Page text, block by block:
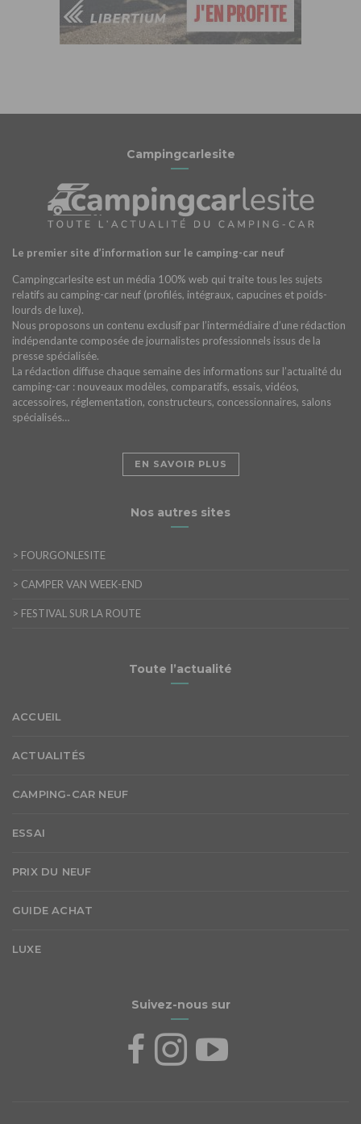
Campingcarlesite
Le premier site d’information sur le camping-car neuf
Campingcarlesite est un média 100% web qui traite tous les sujets
relatifs au camping-car neuf (profilés, intégraux, capucines et poids-
lourds de luxe).
Nous proposons un contenu exclusif par l’intermédiaire d’une rédaction
indépendante composée de journalistes professionnels issus de la
presse spécialisée.
La rédaction diffuse chaque semaine des informations sur l’actualité du
camping-car : nouveaux modèles, comparatifs, essais, vidéos,
accessoires, réglementation, constructeurs, concessionnaires, salons
spécialisés…
EN SAVOIR PLUS
Nos autres sites
> FOURGONLESITE
> CAMPER VAN WEEK-END
> FESTIVAL SUR LA ROUTE
Toute l’actualité
ACCUEIL
ACTUALITÉS
CAMPING-CAR NEUF
ESSAI
PRIX DU NEUF
GUIDE ACHAT
LUXE
Suivez-nous sur